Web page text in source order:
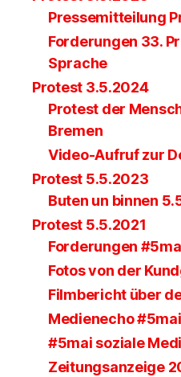
Pressemitteilung
Forderungen 33.
Sprache
Protest 3.5.2024
Protest der
Bremen
Video-Aufruf zur
Protest 5.5.2023
Buten un binnen
Protest 5.5.2021
Forderungen
Fotos von der
Filmbericht über
Medienecho #5mai
#5mai soziale
Zeitungsanzeige